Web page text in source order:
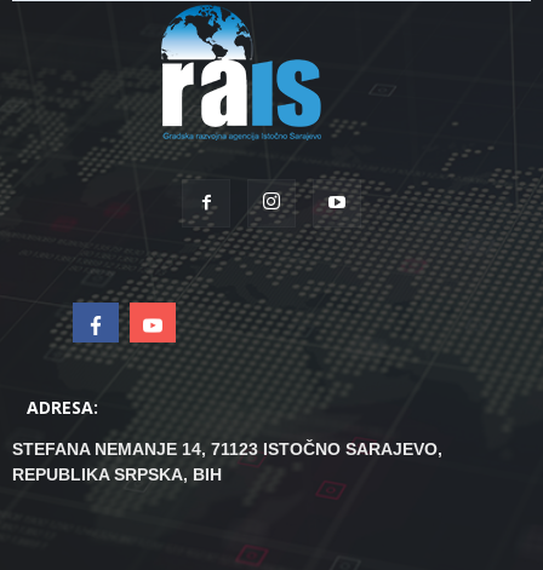
ADRESA:
STEFANA NEMANJE 14, 71123 ISTOČNO SARAJEVO,
REPUBLIKA SRPSKA, BIH